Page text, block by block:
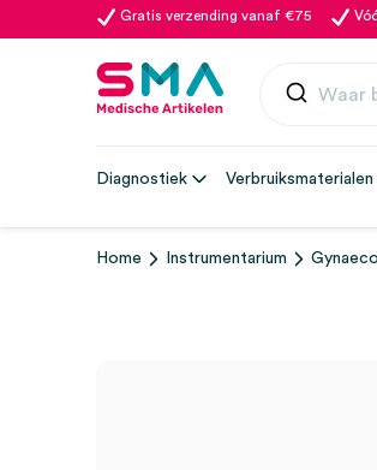
Gratis verzending vanaf €75
Diagnostiek Verbruiksmaterialen
Home Instrumentarium